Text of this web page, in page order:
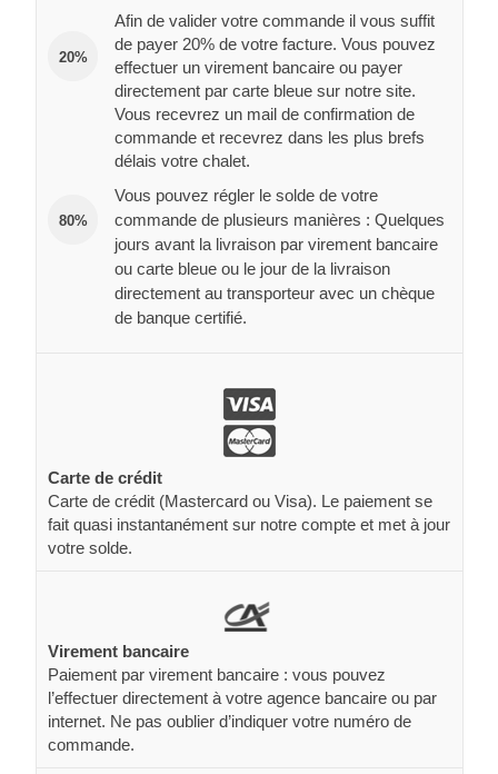
20%
Afin de valider votre commande il vous suffit
de payer 20% de votre facture. Vous pouvez
effectuer un virement bancaire ou payer
directement par carte bleue sur notre site.
Vous recevrez un mail de confirmation de
commande et recevrez dans les plus brefs
délais votre chalet.
80%
Vous pouvez régler le solde de votre
commande de plusieurs manières : Quelques
jours avant la livraison par virement bancaire
ou carte bleue ou le jour de la livraison
directement au transporteur avec un chèque
de banque certifié.
Carte de crédit
Carte de crédit (Mastercard ou Visa). Le paiement se
fait quasi instantanément sur notre compte et met à jour
votre solde.
Virement bancaire
Paiement par virement bancaire : vous pouvez
l’effectuer directement à votre agence bancaire ou par
internet. Ne pas oublier d’indiquer votre numéro de
commande.